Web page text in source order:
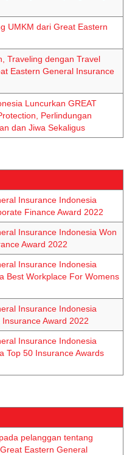
UMKM dari Great Eastern
Traveling dengan Travel
Eastern General Insurance
Luncurkan GREAT
Perlindungan
dan Jiwa Sekaligus
Insurance Indonesia
Finance Award 2022
Insurance Indonesia Won
Award 2022
Insurance Indonesia
Best Workplace For Womens
Insurance Indonesia
Award 2022
Insurance Indonesia
Top 50 Insurance Awards
pelanggan tentang
Eastern General